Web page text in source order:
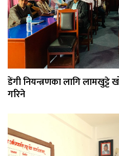
डेंगी नियन्त्रणका लागि
गरिने